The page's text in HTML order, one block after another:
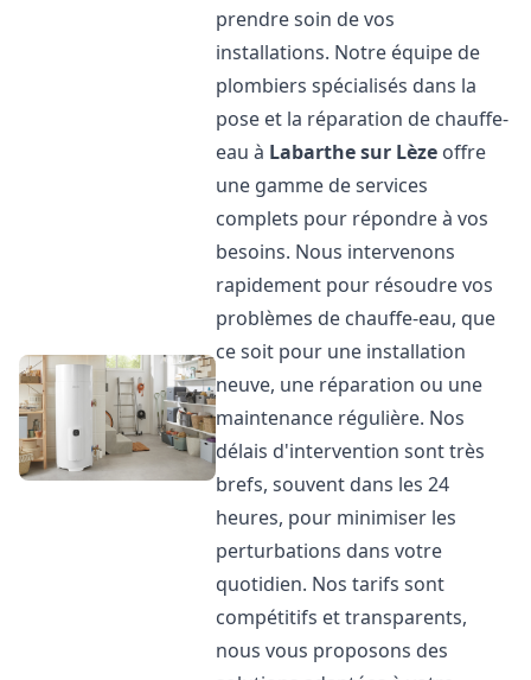
prendre soin de vos
installations. Notre équipe de
plombiers spécialisés dans la
pose et la réparation de chauffe-
eau à Labarthe sur Lèze offre
une gamme de services
complets pour répondre à vos
besoins. Nous intervenons
rapidement pour résoudre vos
problèmes de chauffe-eau, que
ce soit pour une installation
neuve, une réparation ou une
maintenance régulière. Nos
délais d'intervention sont très
brefs, souvent dans les 24
heures, pour minimiser les
perturbations dans votre
quotidien. Nos tarifs sont
compétitifs et transparents,
nous vous proposons des